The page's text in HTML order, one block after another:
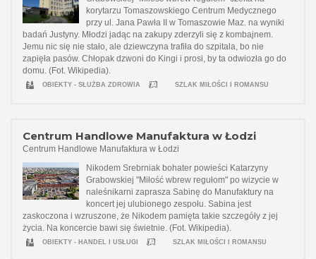
korytarzu Tomaszowskiego Centrum Medycznego
przy ul. Jana Pawła II w Tomaszowie Maz. na wyniki
badań Justyny. Młodzi jadąc na zakupy zderzyli się z kombajnem.
Jemu nic się nie stało, ale dziewczyna trafiła do szpitala, bo nie
zapięła pasów. Chłopak dzwoni do Kingi i prosi, by ta odwiozła go do
domu. (Fot. Wikipedia).
OBIEKTY - SŁUŻBA ZDROWIA SZLAK MIŁOŚCI I ROMANSU
Centrum Handlowe Manufaktura w Łodzi
Centrum Handlowe Manufaktura w Łodzi
Nikodem Srebrniak bohater powieści Katarzyny
Grabowskiej "Miłość wbrew regułom" po wizycie w
naleśnikarni zaprasza Sabinę do Manufaktury na
koncert jej ulubionego zespołu. Sabina jest
zaskoczona i wzruszone, że Nikodem pamięta takie szczegóły z jej
życia. Na koncercie bawi się świetnie. (Fot. Wikipedia).
OBIEKTY - HANDEL I USŁUGI SZLAK MIŁOŚCI I ROMANSU